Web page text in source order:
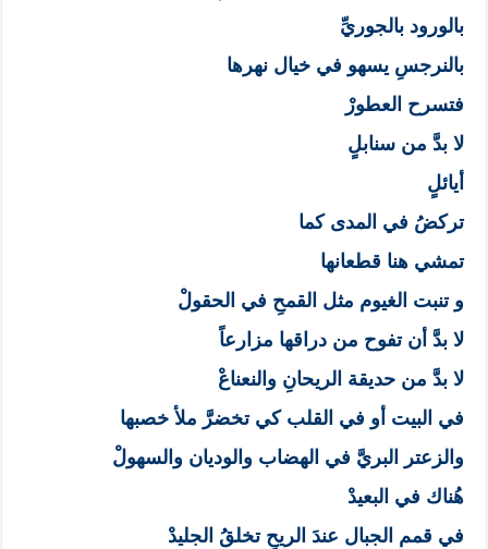
بالورود بالجوريِّ
بالنرجسِ يسهو في خيال نهرها
فتسرح العطورْ
لا بدَّ من سنابلٍ
أيائلٍ
تركضُ في المدى كما
تمشي هنا قطعانها
و تنبت الغيوم مثل القمحِ في الحقولْ
لا بدَّ أن تفوح من دراقها مزارعاً
لا بدَّ من حديقة الريحانِ والنعناعْ
في البيت أو في القلب كي تخضرَّ ملأ خصبها
والزعتر البريَّ في الهضاب والوديان والسهولْ
هُناك في البعيدْ
في قمم الجبال عندَ الريحِ تخلقُ الجليدْ